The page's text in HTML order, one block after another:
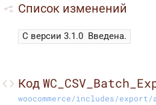
Список изменений
С версии 3.1.0 Введена.
Код
woocommerce/includes/